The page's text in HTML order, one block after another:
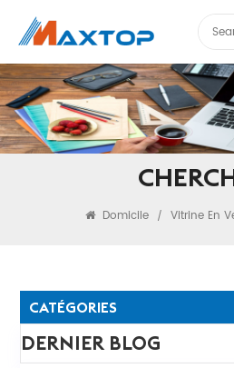
Domicile / Vitrine En
CATÉGORIES
DERNIER BLOG